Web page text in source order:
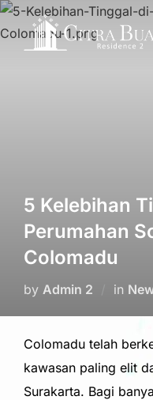
Skip
to
content
5 Kelebihan
Perumahan
Colomadu
by Admin 2 in
Colomadu telah
kawasan paling elit
Surakarta. Bagi